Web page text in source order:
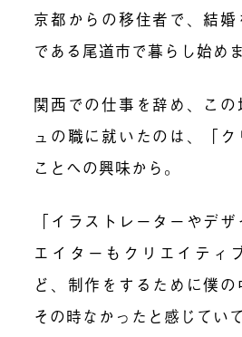
京都からの移住者で、結
である尾道市で暮らし始めま
関西での仕事を辞め、こ
ュの職に就いたのは、「
ことへの興味から。
「イラストレーターやデ
エイターもクリエイティ
ど、制作をするために僕
その時なかったと感じていて